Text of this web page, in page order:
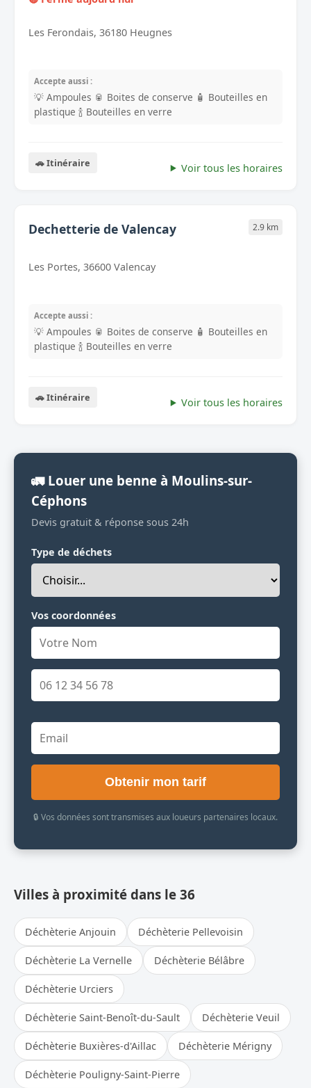
Les Ferondais, 36180 Heugnes
Accepte aussi :
💡 Ampoules 🥫 Boites de conserve 🧴 Bouteilles en
plastique 🍾 Bouteilles en verre
🚗 Itinéraire Voir tous les horaires
Dechetterie de Valencay 2.9 km
Les Portes, 36600 Valencay
Accepte aussi :
💡 Ampoules 🥫 Boites de conserve 🧴 Bouteilles en
plastique 🍾 Bouteilles en verre
🚗 Itinéraire Voir tous les horaires
🚛 Louer une benne à Moulins-sur-
Céphons
Devis gratuit & réponse sous 24h
Type de déchets
Vos coordonnées
Obtenir mon tarif
🔒 Vos données sont transmises aux loueurs partenaires locaux.
Villes à proximité dans le 36
Déchèterie Anjouin Déchèterie Pellevoisin
Déchèterie La Vernelle Déchèterie Bélâbre
Déchèterie Urciers
Déchèterie Saint-Benoît-du-Sault Déchèterie Veuil
Déchèterie Buxières-d'Aillac Déchèterie Mérigny
Déchèterie Pouligny-Saint-Pierre